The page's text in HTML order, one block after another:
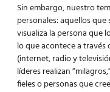
Sin embargo, nuestro
personales: aquellos
visualiza la persona que
lo que acontece a través
(internet, radio y
líderes realizan
fieles o personas que